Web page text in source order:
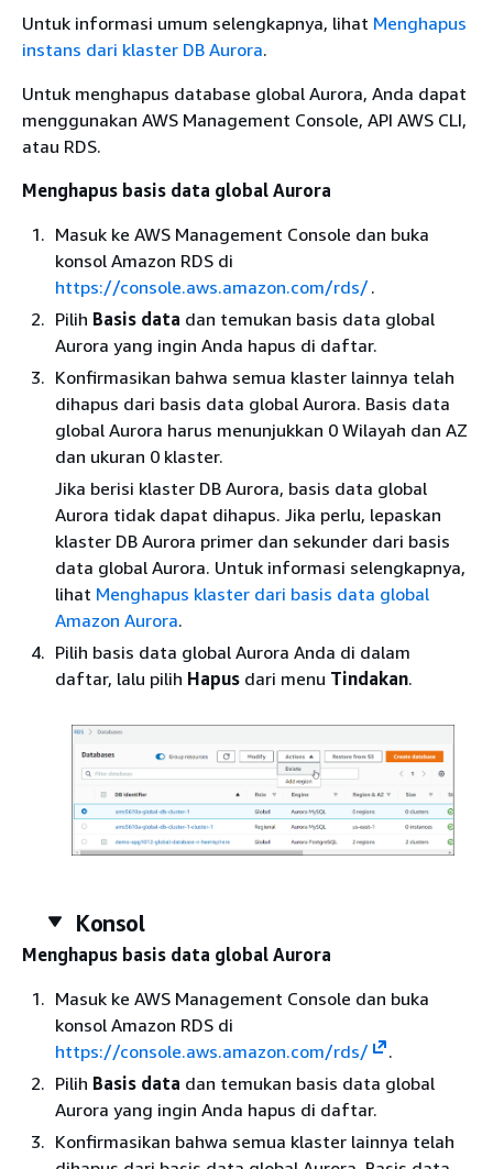
Untuk informasi umum selengkapnya, lihat Menghapus
instans dari klaster DB Aurora.
Untuk menghapus database global Aurora, Anda dapat
menggunakan AWS Management Console, API AWS CLI,
atau RDS.
Menghapus basis data global Aurora
Masuk ke AWS Management Console dan buka
konsol Amazon RDS di
https://console.aws.amazon.com/rds/.
Pilih Basis data dan temukan basis data global
Aurora yang ingin Anda hapus di daftar.
Konfirmasikan bahwa semua klaster lainnya telah
dihapus dari basis data global Aurora. Basis data
global Aurora harus menunjukkan 0 Wilayah dan AZ
dan ukuran 0 klaster.
Jika berisi klaster DB Aurora, basis data global
Aurora tidak dapat dihapus. Jika perlu, lepaskan
klaster DB Aurora primer dan sekunder dari basis
data global Aurora. Untuk informasi selengkapnya,
lihat Menghapus klaster dari basis data global
Amazon Aurora.
Pilih basis data global Aurora Anda di dalam
daftar, lalu pilih Hapus dari menu Tindakan.
Konsol
Menghapus basis data global Aurora
Masuk ke AWS Management Console dan buka
konsol Amazon RDS di
https://console.aws.amazon.com/rds/
.
Pilih Basis data dan temukan basis data global
Aurora yang ingin Anda hapus di daftar.
Konfirmasikan bahwa semua klaster lainnya telah